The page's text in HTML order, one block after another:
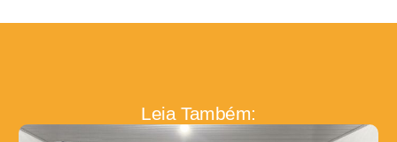
Leia Também: